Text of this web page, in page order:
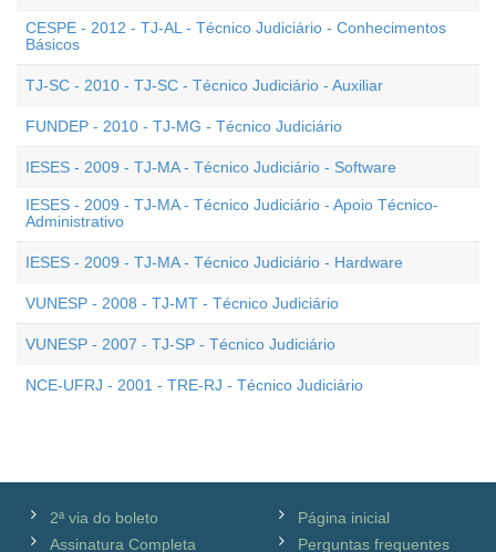
CESPE - 2012 - TJ-AL - Técnico Judiciário - Conhecimentos
Básicos
TJ-SC - 2010 - TJ-SC - Técnico Judiciário - Auxiliar
FUNDEP - 2010 - TJ-MG - Técnico Judiciário
IESES - 2009 - TJ-MA - Técnico Judiciário - Software
IESES - 2009 - TJ-MA - Técnico Judiciário - Apoio Técnico-
Administrativo
IESES - 2009 - TJ-MA - Técnico Judiciário - Hardware
VUNESP - 2008 - TJ-MT - Técnico Judiciário
VUNESP - 2007 - TJ-SP - Técnico Judiciário
NCE-UFRJ - 2001 - TRE-RJ - Técnico Judiciário
2ª via do boleto
Assinatura Completa
Página inicial
Perguntas frequentes